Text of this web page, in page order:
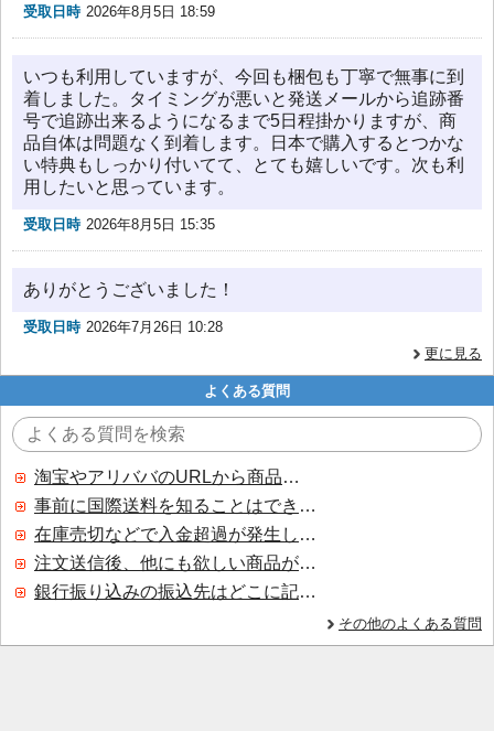
受取日時 2026年8月5日 18:59
いつも利用していますが、今回も梱包も丁寧で無事に到
着しました。タイミングが悪いと発送メールから追跡番
号で追跡出来るようになるまで5日程掛かりますが、商
品自体は問題なく到着します。日本で購入するとつかな
い特典もしっかり付いてて、とても嬉しいです。次も利
用したいと思っています。
受取日時 2026年8月5日 15:35
ありがとうございました！
受取日時 2026年7月26日 10:28
更に見る
よくある質問
淘宝やアリババのURLから商品を探すことはできますか？
事前に国際送料を知ることはできますか？
在庫売切などで入金超過が発生した場合はいつ返金されますか？
注文送信後、他にも欲しい商品が見つかった場合、追加注文できますか？
銀行振り込みの振込先はどこに記載されていますか？
その他のよくある質問